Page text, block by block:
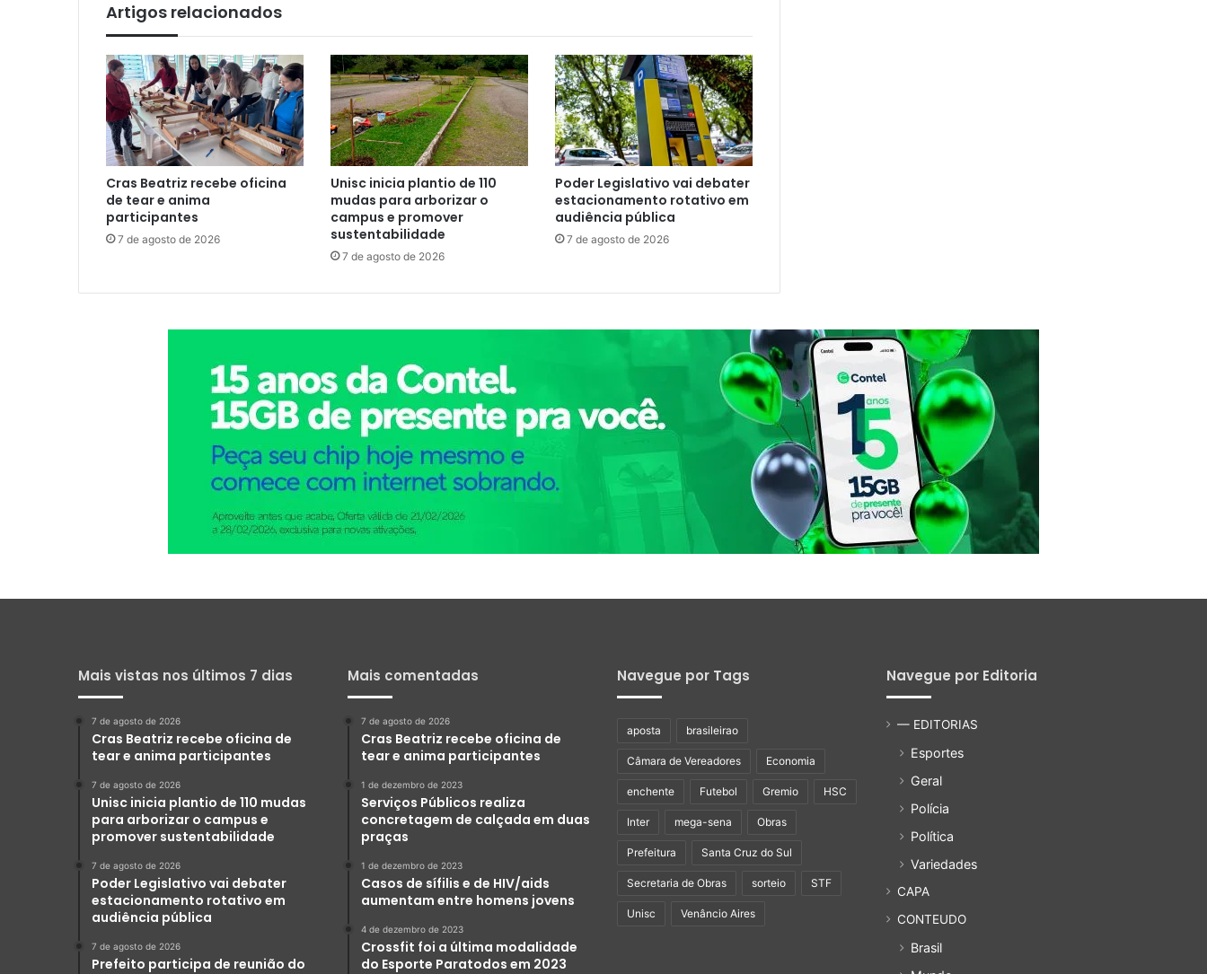
Artigos relacionados
Cras Beatriz recebe oficina
de tear e anima
participantes
7 de agosto de 2026
Unisc inicia plantio de 110
mudas para arborizar o
campus e promover
sustentabilidade
7 de agosto de 2026
Poder Legislativo vai debater
estacionamento rotativo em
audiência pública
7 de agosto de 2026
Mais vistas nos últimos 7 dias
7 de agosto de 2026
Cras Beatriz recebe oficina de
tear e anima participantes
7 de agosto de 2026
Unisc inicia plantio de 110 mudas
para arborizar o campus e
promover sustentabilidade
7 de agosto de 2026
Poder Legislativo vai debater
estacionamento rotativo em
audiência pública
7 de agosto de 2026
Prefeito participa de reunião do
Mais comentadas
7 de agosto de 2026
Cras Beatriz recebe oficina de
tear e anima participantes
1 de dezembro de 2023
Serviços Públicos realiza
concretagem de calçada em duas
praças
1 de dezembro de 2023
Casos de sífilis e de HIV/aids
aumentam entre homens jovens
4 de dezembro de 2023
Crossfit foi a última modalidade
do Esporte Paratodos em 2023
Navegue por Tags
aposta brasileirao
Câmara de Vereadores Economia
enchente Futebol Gremio HSC
Inter mega-sena Obras
Prefeitura Santa Cruz do Sul
Secretaria de Obras sorteio STF
Unisc Venâncio Aires
Navegue por Editoria
— EDITORIAS
Esportes
Geral
Polícia
Política
Variedades
CAPA
CONTEUDO
Brasil